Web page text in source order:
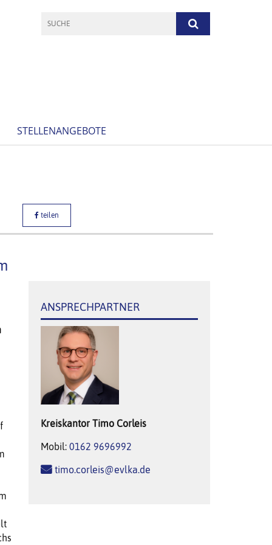
STELLENANGEBOTE
teilen
ANSPRECHPARTNER
Kreiskantor Timo Corleis
Mobil: 0162 9696992
timo.corleis@evlka.de